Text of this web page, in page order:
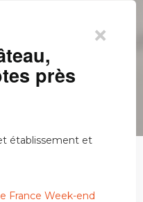
chambres
près
×
établissement et
France Week-end